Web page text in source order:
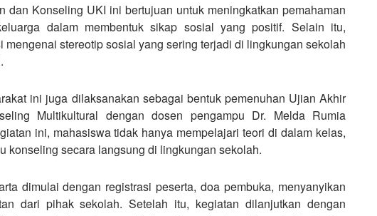
dan Konseling UKI ini bertujuan untuk meningkatkan pemahaman
dalam membentuk sikap sosial yang positif. Selain itu,
stereotip sosial yang sering terjadi di lingkungan sekolah
ini juga dilaksanakan sebagai bentuk pemenuhan Ujian Akhir
Multikultural dengan dosen pengampu Dr. Melda Rumia
ini, mahasiswa tidak hanya mempelajari teori di dalam kelas,
konseling secara langsung di lingkungan sekolah.
dimulai dengan registrasi peserta, doa pembuka, menyanyikan
dari pihak sekolah. Setelah itu, kegiatan dilanjutkan dengan